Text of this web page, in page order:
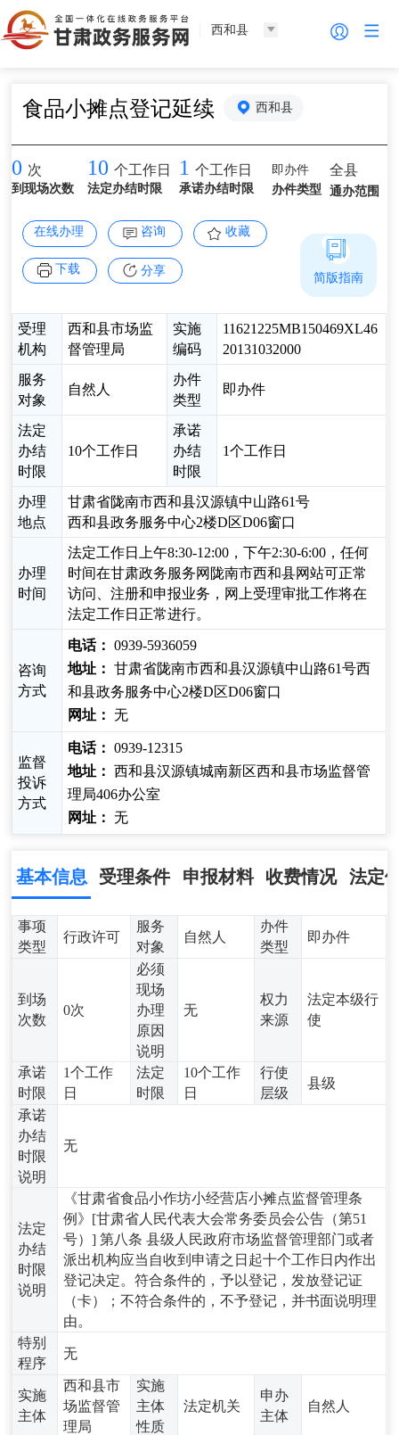
西和县
食品小摊点登记延续 西和县
0 次
到现场次数
10 个工作日
法定办结时限
1 个工作日
承诺办结时限
即办件
办件类型
全县
通办范围
在线办理 咨询 收藏
下载 分享
受理
机构
西和县市场监
督管理局
实施
编码
11621225MB150469XL46
20131032000
服务
对象
自然人
办件
类型
即办件
法定
办结
时限
10个工作日
承诺
办结
时限
1个工作日
办理
地点
甘肃省陇南市西和县汉源镇中山路61号
西和县政务服务中心2楼D区D06窗口
办理
时间
法定工作日上午8:30-12:00，下午2:30-6:00，任何
时间在甘肃政务服务网陇南市西和县网站可正常
访问、注册和申报业务，网上受理审批工作将在
法定工作日正常进行。
咨询
方式
电话： 0939-5936059
地址： 甘肃省陇南市西和县汉源镇中山路61号西
和县政务服务中心2楼D区D06窗口
网址： 无
监督
投诉
方式
电话： 0939-12315
地址： 西和县汉源镇城南新区西和县市场监督管
理局406办公室
网址： 无
简版指南
基本信息 受理条件 申报材料 收费情况 法定
事项
类型
行政许可
服务
对象
自然人
办件
类型
即办件
到场
次数
0次
必须
现场
办理
原因
说明
无
权力
来源
法定本级行
使
承诺
时限
1个工作
日
法定
时限
10个工作
日
行使
层级
县级
承诺
办结
时限
说明
无
法定
办结
时限
说明
《甘肃省食品小作坊小经营店小摊点监督管理条
例》[甘肃省人民代表大会常务委员会公告（第51
号）] 第八条 县级人民政府市场监督管理部门或者
派出机构应当自收到申请之日起十个工作日内作出
登记决定。符合条件的，予以登记，发放登记证
（卡）；不符合条件的，不予登记，并书面说明理
由。
特别
程序
无
实施
主体
西和县市
场监督管
理局
实施
主体
性质
法定机关
申办
主体
自然人